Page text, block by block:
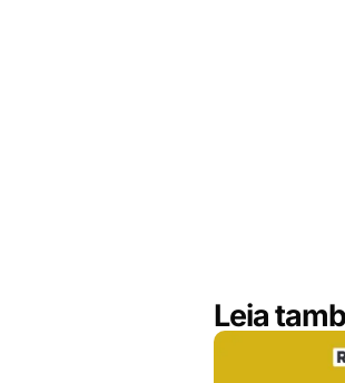
Leia